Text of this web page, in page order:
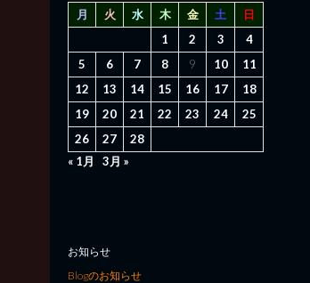
月
火 水 木 金 土
日
1
2 3
4
5
6 7 8 9 10
11
12
13 14 15 16 17
18
19
20 21 22 23 24
25
26
27
28
« 1月
3月 »
お知らせ
Blogのお知らせ